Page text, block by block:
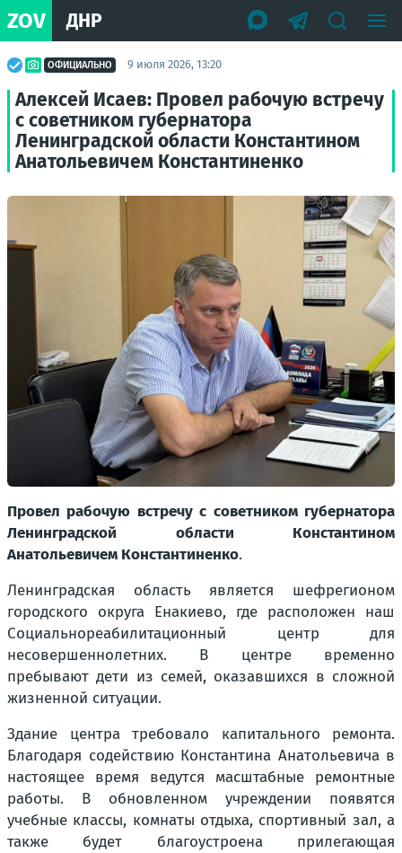
ZOV ДНР
ОФИЦИАЛЬНО 9 июля 2026, 13:20
Алексей Исаев: Провел рабочую встречу
с советником губернатора
Ленинградской области Константином
Анатольевичем Константиненко
Провел рабочую встречу с советником губернатора
Ленинградской области Константином
Анатольевичем Константиненко.
Ленинградская область является шефрегионом
городского округа Енакиево, где расположен наш
Социальнореабилитационный центр для
несовершеннолетних. В центре временно
пребывают дети из семей, оказавшихся в сложной
жизненной ситуации.
Здание центра требовало капитального ремонта.
Благодаря содействию Константина Анатольевича в
настоящее время ведутся масштабные ремонтные
работы. В обновленном учреждении появятся
учебные классы, комнаты отдыха, спортивный зал, а
также будет благоустроена прилегающая